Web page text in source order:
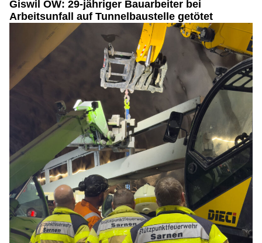
Giswil OW: 29-jähriger Bauarbeiter bei
Arbeitsunfall auf Tunnelbaustelle getötet